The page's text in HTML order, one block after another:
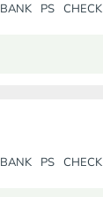
BANK PS CHECK
BANK PS CHECK